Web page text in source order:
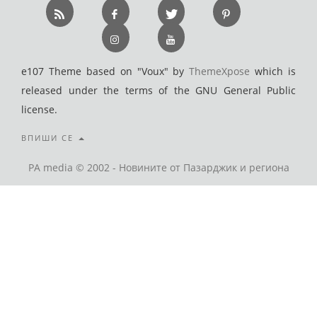
e107 Theme based on "Voux" byThemeXpose which is
released under the terms of the GNU General Public
license.
ВПИШИ СЕ
PA media © 2002 - Новините от Пазарджик и региона